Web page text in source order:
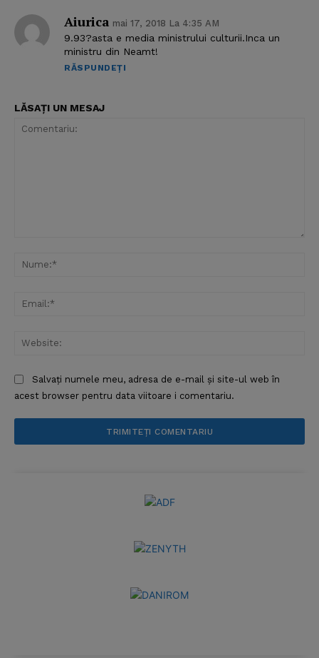
Aiurica mai 17, 2018 La 4:35 AM
9.93?asta e media ministrului culturii.Inca un
ministru din Neamt!
RĂSPUNDEȚI
LĂSAȚI UN MESAJ
Salvați numele meu, adresa de e-mail și site-ul web în
acest browser pentru data viitoare i comentariu.